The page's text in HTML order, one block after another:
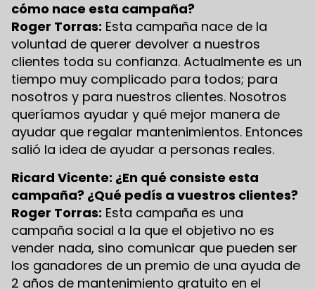
cómo nace esta campaña?
Roger Torras: Esta campaña nace de la
voluntad de querer devolver a nuestros
clientes toda su confianza. Actualmente es un
tiempo muy complicado para todos; para
nosotros y para nuestros clientes. Nosotros
queríamos ayudar y qué mejor manera de
ayudar que regalar mantenimientos. Entonces
salió la idea de ayudar a personas reales.
Ricard Vicente: ¿En qué consiste esta
campaña? ¿Qué pedís a vuestros clientes?
Roger Torras: Esta campaña es una
campaña social a la que el objetivo no es
vender nada, sino comunicar que pueden ser
los ganadores de un premio de una ayuda de
2 años de mantenimiento gratuito en el